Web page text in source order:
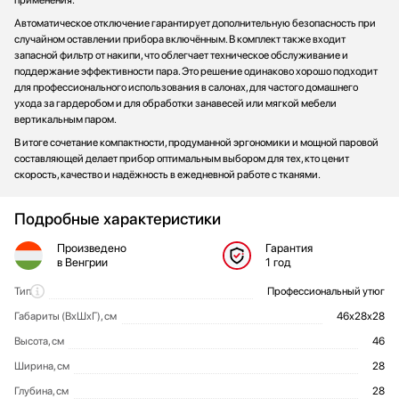
Автоматическое отключение гарантирует дополнительную безопасность при
случайном оставлении прибора включённым. В комплект также входит
запасной фильтр от накипи, что облегчает техническое обслуживание и
поддержание эффективности пара. Это решение одинаково хорошо подходит
для профессионального использования в салонах, для частого домашнего
ухода за гардеробом и для обработки занавесей или мягкой мебели
вертикальным паром.
В итоге сочетание компактности, продуманной эргономики и мощной паровой
составляющей делает прибор оптимальным выбором для тех, кто ценит
скорость, качество и надёжность в ежедневной работе с тканями.
Подробные характеристики
Произведено
в Венгрии
Гарантия
1 год
Общие характеристики
Тип
Профессиональный утюг
Габариты (ВхШхГ), см
46х28х28
Высота, см
46
Ширина, см
28
Глубина, см
28